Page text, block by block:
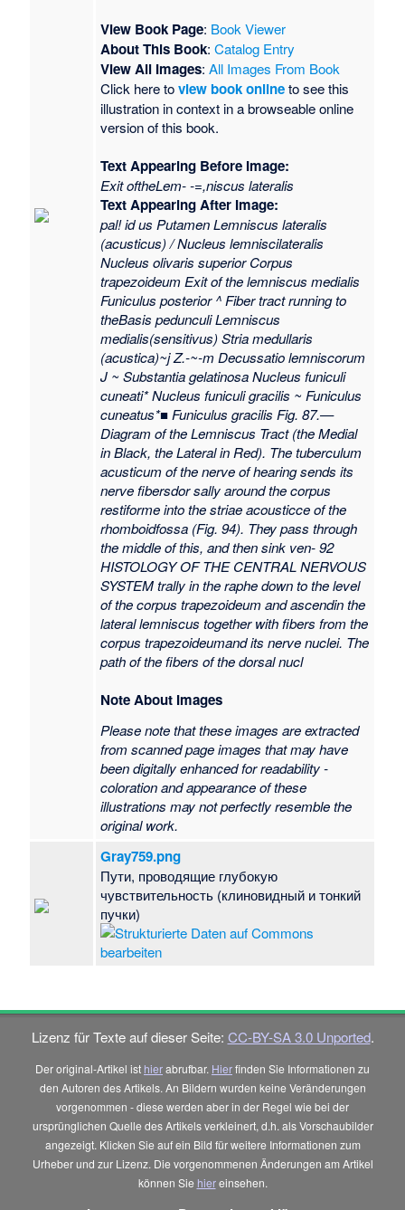
View Book Page: Book Viewer
About This Book:Catalog Entry
View All Images:All Images From Book
Click here toview book onlineto see this
illustration in context in a browseable online
version of this book.
Text Appearing Before Image:
Exit oftheLem- -=,niscus lateralis
Text Appearing After Image:
pal! id us Putamen Lemniscus lateralis
(acusticus) / Nucleus lemniscilateralis
Nucleus olivaris superior Corpus
trapezoideum Exit of the lemniscus medialis
Funiculus posterior ^ Fiber tract running to
theBasis pedunculi Lemniscus
medialis(sensitivus) Stria medullaris
(acustica)~j Z.-~-m Decussatio lemniscorum
J ~ Substantia gelatinosa Nucleus funiculi
cuneati* Nucleus funiculi gracilis ~ Funiculus
cuneatus*■ Funiculus gracilis Fig. 87.—
Diagram of the Lemniscus Tract (the Medial
in Black, the Lateral in Red). The tuberculum
acusticum of the nerve of hearing sends its
nerve fibersdor sally around the corpus
restiforme into the striae acousticce of the
rhomboidfossa (Fig. 94). They pass through
the middle of this, and then sink ven- 92
HISTOLOGY OF THE CENTRAL NERVOUS
SYSTEM trally in the raphe down to the level
of the corpus trapezoideum and ascendin the
lateral lemniscus together with fibers from the
corpus trapezoideumand its nerve nuclei. The
path of the fibers of the dorsal nucl
Note About Images
Please note that these images are extracted
from scanned page images that may have
been digitally enhanced for readability -
coloration and appearance of these
illustrations may not perfectly resemble the
original work.
Gray759.png
Пути, проводящие глубокую
чувствительность (клиновидный и тонкий
пучки)
Lizenz für Texte auf dieser Seite: CC-BY-SA 3.0 Unported.
Der original-Artikel ist hierabrufbar. Hierfinden Sie Informationen zu
den Autoren des Artikels. An Bildern wurden keine Veränderungen
vorgenommen - diese werden aber in der Regel wie bei der
ursprünglichen Quelle des Artikels verkleinert, d.h. als Vorschaubilder
angezeigt. Klicken Sie auf ein Bild für weitere Informationen zum
Urheber und zur Lizenz. Die vorgenommenen Änderungen am Artikel
können Sie hiereinsehen.